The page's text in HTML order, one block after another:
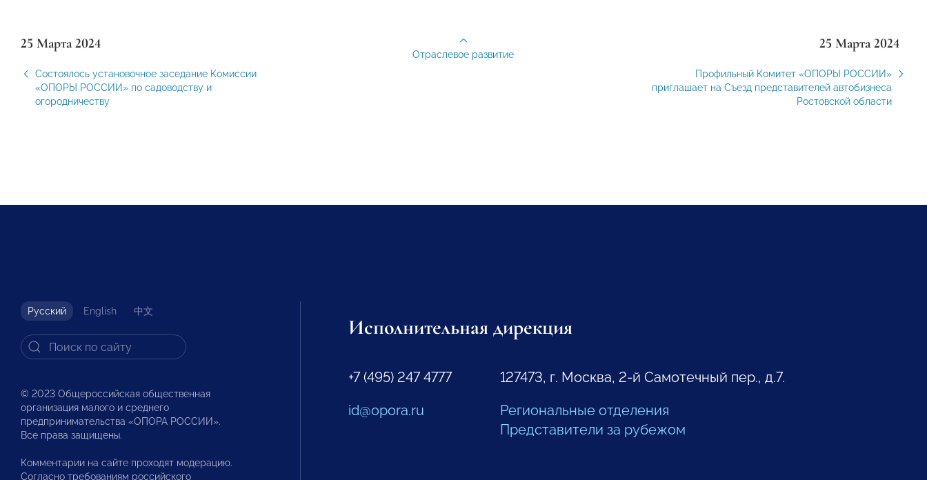
25 Марта 2024
Состоялось установочное заседание Комиссии
«ОПОРЫ РОССИИ» по садоводству и
огородничеству
25 Марта 2024
Профильный Комитет «ОПОРЫ РОССИИ»
приглашает на Съезд представителей автобизнеса
Ростовской области
Отраслевое развитие
Русский English 中文
© 2023 Общероссийская общественная
организация малого и среднего
предпринимательства «ОПОРА РОССИИ».
Все права защищены.
Комментарии на сайте проходят модерацию.
Согласно требованиям российского
Исполнительная дирекция
+7 (495) 247 4777
id@opora.ru
127473, г. Москва, 2-й Самотечный пер., д.7.
Региональные отделения
Представители за рубежом